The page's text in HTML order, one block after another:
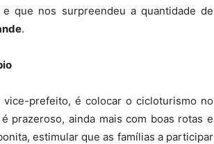
que nos surpreendeu a quantidade de
.
prefeito, é colocar o cicloturismo no
prazeroso, ainda mais com boas rotas e
estimular que as famílias a participar